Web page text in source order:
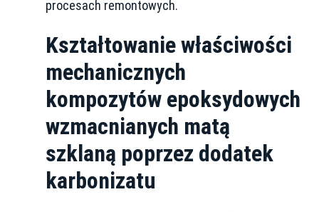
procesach remontowych.
Kształtowanie właściwości
mechanicznych
kompozytów epoksydowych
wzmacnianych matą
szklaną poprzez dodatek
karbonizatu